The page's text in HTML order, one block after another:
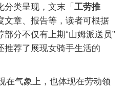
分类呈现，文末「工劳推
文章、报告等，读者可根据
分不仅有上期“山姆派送员”
推荐了展现女骑手生活的
在气象上，也体现在劳动领